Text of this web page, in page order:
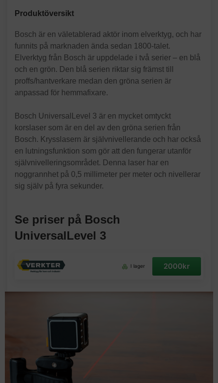
Produktöversikt
Bosch är en väletablerad aktör inom elverktyg, och har
funnits på marknaden ända sedan 1800-talet.
Elverktyg från Bosch är uppdelade i två serier – en blå
och en grön. Den blå serien riktar sig främst till
proffs/hantverkare medan den gröna serien är
anpassad för hemmafixare.
Bosch UniversalLevel 3 är en mycket omtyckt
korslaser som är en del av den gröna serien från
Bosch. Krysslasern är självnivellerande och har också
en lutningsfunktion som gör att den fungerar utanför
självnivelleringsområdet. Denna laser har en
noggrannhet på 0,5 millimeter per meter och nivellerar
sig själv på fyra sekunder.
Se priser på Bosch
UniversalLevel 3
I lager 2000kr